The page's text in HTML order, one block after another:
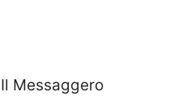
Messaggero